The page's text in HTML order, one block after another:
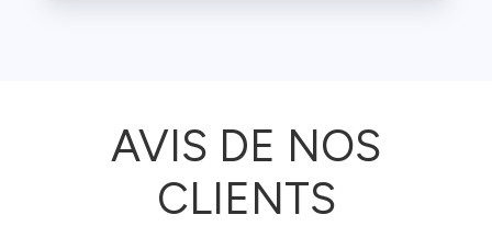
AVIS DE NOS
CLIENTS